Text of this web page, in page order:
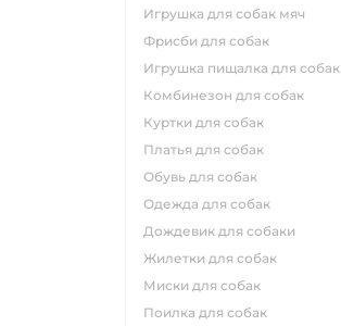
игрушка для собак мяч
фрисби для собак
игрушка пищалка для собак
комбинезон для собак
куртки для собак
платья для собак
обувь для собак
одежда для собак
дождевик для собаки
жилетки для собак
миски для собак
поилка для собак